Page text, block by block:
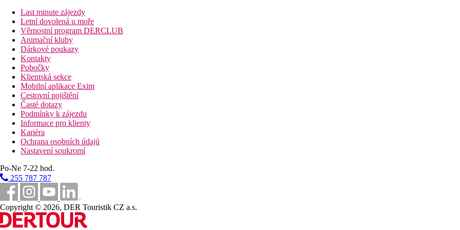
300 m
Vzdálenost k pláži
3,5 km
Centrum města
Pláž
Plážová dovolená
Bazény
Dětský bazén
Last minute zájezdy
Letní dovolená u moře
Věrnostní program DERCLUB
Animační kluby
Dárkové poukazy
Kontakty
Pobočky
Klientská sekce
Mobilní aplikace Exim
Cestovní pojištění
Časté dotazy
Podmínky k zájezdu
Informace pro klienty
Kariéra
Ochrana osobních údajů
Nastavení soukromí
Po-Ne 7-22 hod.
255 787 787
Copyright © 2026, DER Touristik CZ a.s.